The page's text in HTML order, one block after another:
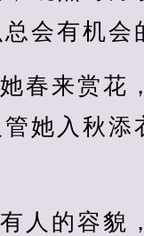
会有机会
春来赏花
她入秋添
人的容貌